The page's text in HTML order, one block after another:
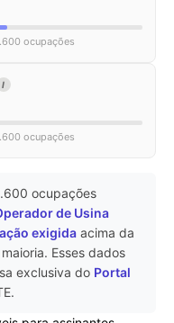
ocupações
I
ocupações
ocupações
de Usina
exigida acima da
Esses dados
exclusiva do Portal